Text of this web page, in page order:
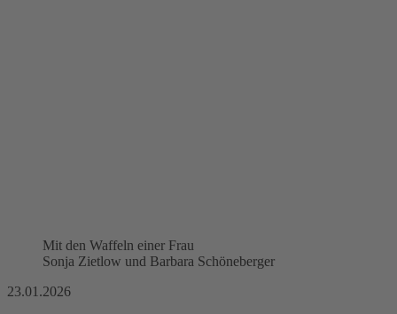
Mit den Waffeln einer Frau
Sonja Zietlow und Barbara Schöneberger
23.01.2026